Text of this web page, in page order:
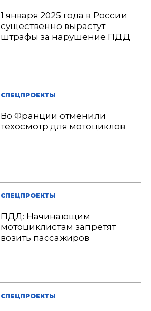
1 января 2025 года в России
существенно вырастут
штрафы за нарушение ПДД
СПЕЦПРОЕКТЫ
Во Франции отменили
техосмотр для мотоциклов
СПЕЦПРОЕКТЫ
ПДД: Начинающим
мотоциклистам запретят
возить пассажиров
СПЕЦПРОЕКТЫ